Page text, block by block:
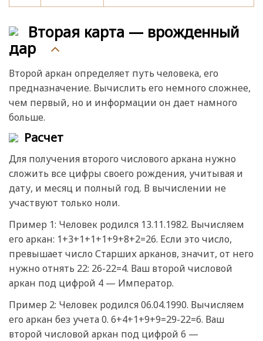
Вторая карта — врожденный
дар
Второй аркан определяет путь человека, его
предназначение. Вычислить его немного сложнее,
чем первый, но и информации он дает намного
больше.
Расчет
Для получения второго числового аркана нужно
сложить все цифры своего рождения, учитывая и
дату, и месяц и полный год. В вычислении не
участвуют только ноли.
Пример 1: Человек родился 13.11.1982. Вычисляем
его аркан: 1+3+1+1+1+9+8+2=26. Если это число,
превышает число Старших арканов, значит, от него
нужно отнять 22: 26-22=4. Ваш второй числовой
аркан под цифрой 4 — Император.
Пример 2: Человек родился 06.04.1990. Вычисляем
его аркан без учета 0. 6+4+1+9+9=29-22=6. Ваш
второй числовой аркан под цифрой 6 —